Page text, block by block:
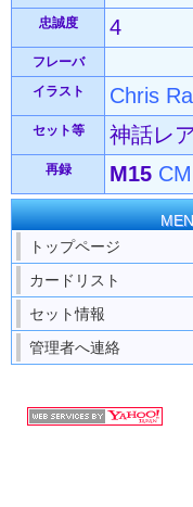
忠誠度 4
フレーバ
イラスト
Chris
セット等 神話レ
再録 M15
トップページ
カードリスト
セット情報
管理者へ連絡